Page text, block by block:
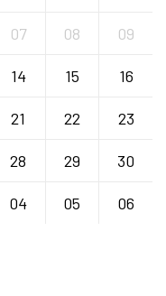
07 08 09
14 15 16
21 22 23
28 29 30
04 05 06